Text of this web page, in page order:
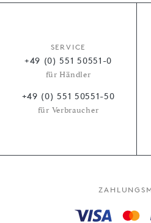
SERVICE
+49 (0) 551 50551-0
für Händler
+49 (0) 551 50551-50
für Verbraucher